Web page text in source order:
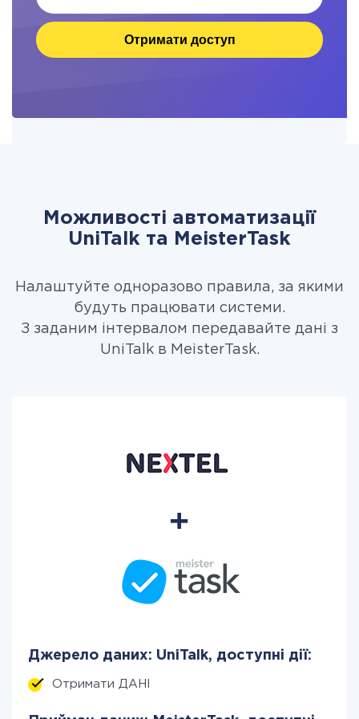
Отримати доступ
Можливості автоматизації
UniTalk та MeisterTask
Налаштуйте одноразово правила, за якими
будуть працювати системи.
З заданим інтервалом передавайте дані з
UniTalk в MeisterTask.
Джерело даних: UniTalk, доступні дії:
Отримати ДАНІ